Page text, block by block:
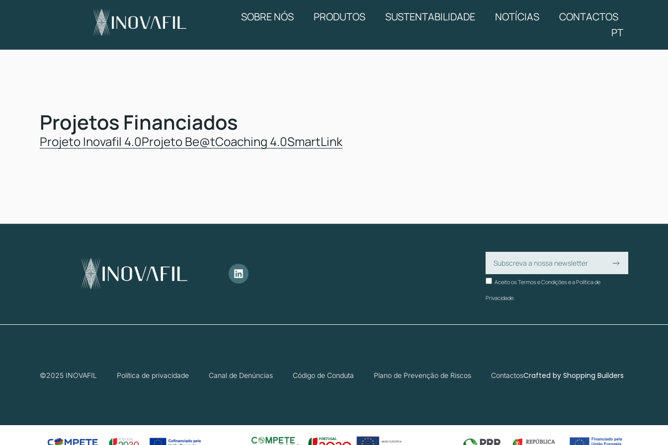
SOBRE NÓS PRODUTOS SUSTENTABILIDADE NOTÍCIAS
CONTACTOS
PT
Projetos Financiados
Projeto Inovafil 4.0Projeto Be@tCoaching 4.0SmartLink
Aceito os Termos e Condições e a Política de
Privacidade.
©2025 INOVAFIL Política de privacidade Canal de Denúncias Código de Conduta Plano de Prevenção de Riscos ContactosCrafted by Shopping Builders